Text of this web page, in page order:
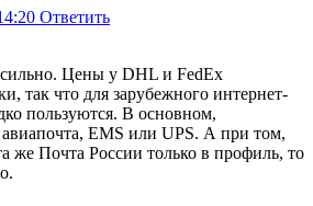
Ответить
Цены у DHL и FedEx
так что для зарубежного интернет-
пользуются. В основном,
авиапочта, EMS или UPS. А при том,
же Почта России только в профиль, то